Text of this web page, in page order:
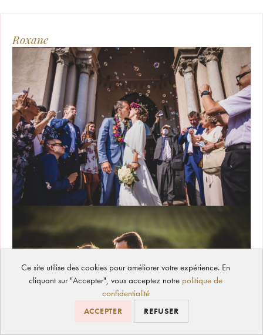
Ce site utilise des cookies pour améliorer votre expérience. En
cliquant sur "Accepter", vous acceptez notre politique de
confidentialité
ACCEPTER REFUSER
Roxane